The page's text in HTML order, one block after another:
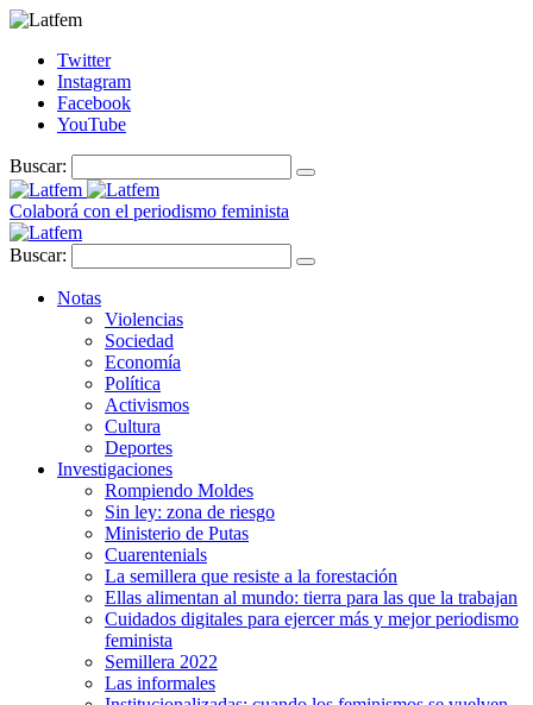
Twitter
Instagram
Facebook
YouTube
Buscar:
Colaborá con el periodismo feminista
Buscar:
Notas
Violencias
Sociedad
Economía
Política
Activismos
Cultura
Deportes
Investigaciones
Rompiendo Moldes
Sin ley: zona de riesgo
Ministerio de Putas
Cuarentenials
La semillera que resiste a la forestación
Ellas alimentan al mundo: tierra para las que la trabajan
Cuidados digitales para ejercer más y mejor periodismo
feminista
Semillera 2022
Las informales